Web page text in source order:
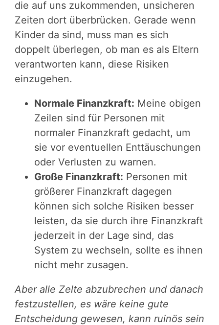
die auf uns zukommenden, unsicheren
Zeiten dort überbrücken. Gerade wenn
Kinder da sind, muss man es sich
doppelt überlegen, ob man es als Eltern
verantworten kann, diese Risiken
einzugehen.
Normale Finanzkraft: Meine obigen
Zeilen sind für Personen mit
normaler Finanzkraft gedacht, um
sie vor eventuellen Enttäuschungen
oder Verlusten zu warnen.
Große Finanzkraft: Personen mit
größerer Finanzkraft dagegen
können sich solche Risiken besser
leisten, da sie durch ihre Finanzkraft
jederzeit in der Lage sind, das
System zu wechseln, sollte es ihnen
nicht mehr zusagen.
Aber alle Zelte abzubrechen und danach
festzustellen, es wäre keine gute
Entscheidung gewesen, kann ruinös sein